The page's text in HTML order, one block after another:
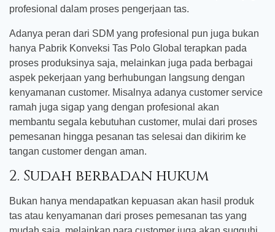
profesional dalam proses pengerjaan tas.
Adanya peran dari SDM yang profesional pun juga bukan
hanya Pabrik Konveksi Tas Polo Global terapkan pada
proses produksinya saja, melainkan juga pada berbagai
aspek pekerjaan yang berhubungan langsung dengan
kenyamanan customer. Misalnya adanya customer service
ramah juga sigap yang dengan profesional akan
membantu segala kebutuhan customer, mulai dari proses
pemesanan hingga pesanan tas selesai dan dikirim ke
tangan customer dengan aman.
2. Sudah berbadan hukum
Bukan hanya mendapatkan kepuasan akan hasil produk
tas atau kenyamanan dari proses pemesanan tas yang